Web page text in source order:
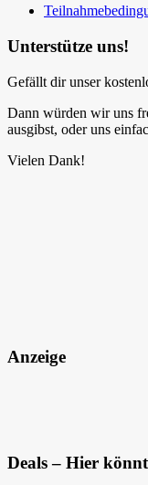
Unterstütze uns!
Gefällt dir unser
Dann würden wir uns
ausgibst, oder uns
Vielen Dank!
Anzeige
Deals – Hier